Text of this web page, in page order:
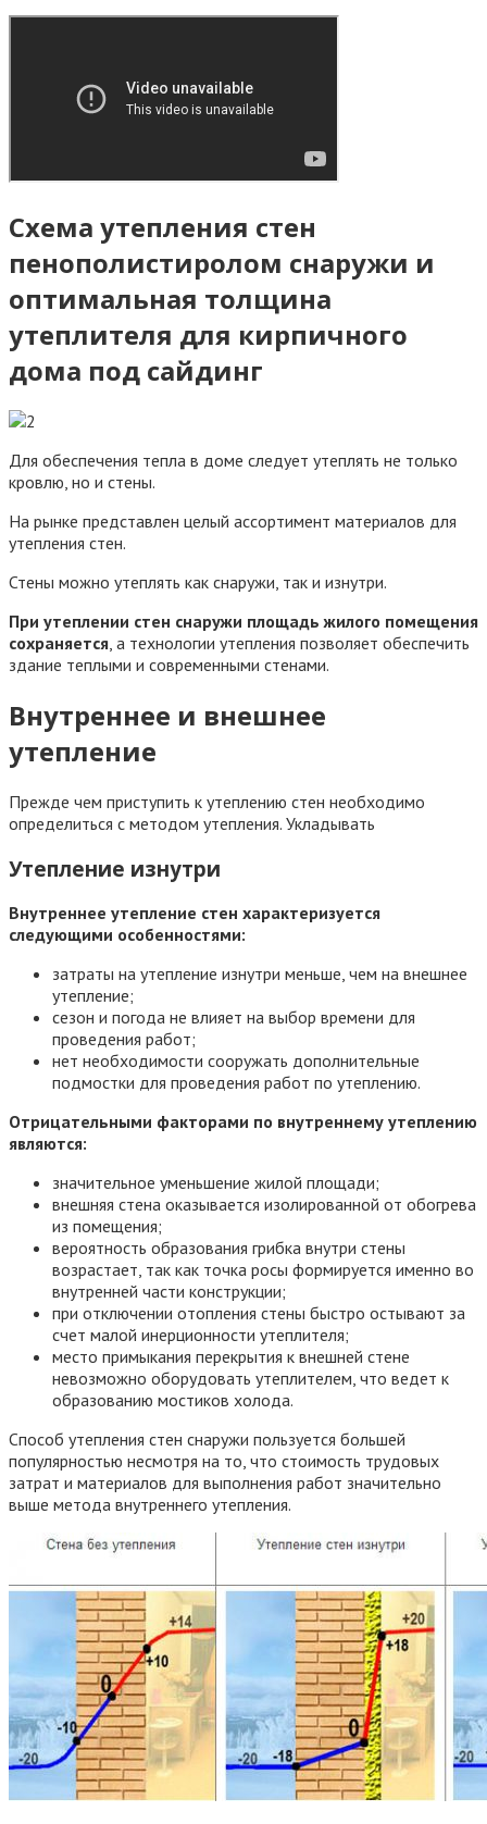
Схема утепления стен
пенополистиролом снаружи и
оптимальная толщина
утеплителя для кирпичного
дома под сайдинг
Для обеспечения тепла в доме следует утеплять не только
кровлю, но и стены.
На рынке представлен целый ассортимент материалов для
утепления стен.
Стены можно утеплять как снаружи, так и изнутри.
При утеплении стен снаружи площадь жилого помещения
сохраняется, а технологии утепления позволяет обеспечить
здание теплыми и современными стенами.
Внутреннее и внешнее
утепление
Прежде чем приступить к утеплению стен необходимо
определиться с методом утепления. Укладывать
Утепление изнутри
Внутреннее утепление стен характеризуется
следующими особенностями:
затраты на утепление изнутри меньше, чем на внешнее
утепление;
сезон и погода не влияет на выбор времени для
проведения работ;
нет необходимости сооружать дополнительные
подмостки для проведения работ по утеплению.
Отрицательными факторами по внутреннему утеплению
являются:
значительное уменьшение жилой площади;
внешняя стена оказывается изолированной от обогрева
из помещения;
вероятность образования грибка внутри стены
возрастает, так как точка росы формируется именно во
внутренней части конструкции;
при отключении отопления стены быстро остывают за
счет малой инерционности утеплителя;
место примыкания перекрытия к внешней стене
невозможно оборудовать утеплителем, что ведет к
образованию мостиков холода.
Способ утепления стен снаружи пользуется большей
популярностью несмотря на то, что стоимость трудовых
затрат и материалов для выполнения работ значительно
выше метода внутреннего утепления.